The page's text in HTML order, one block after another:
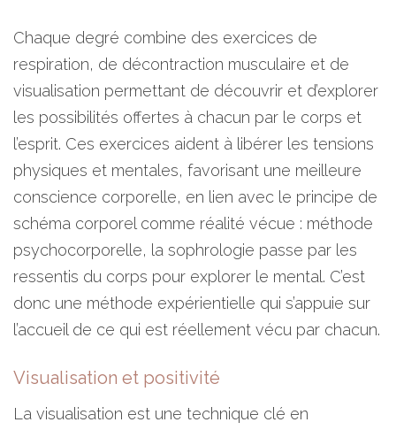
Chaque degré combine des exercices de
respiration, de décontraction musculaire et de
visualisation permettant de découvrir et d’explorer
les possibilités offertes à chacun par le corps et
l’esprit. Ces exercices aident à libérer les tensions
physiques et mentales, favorisant une meilleure
conscience corporelle, en lien avec le principe de
schéma corporel comme réalité vécue : méthode
psychocorporelle, la sophrologie passe par les
ressentis du corps pour explorer le mental. C’est
donc une méthode expérientielle qui s’appuie sur
l’accueil de ce qui est réellement vécu par chacun.
Visualisation et positivité
La visualisation est une technique clé en